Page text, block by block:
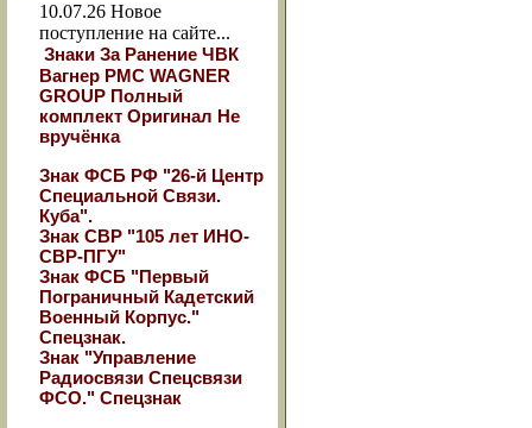
10.07.26 Новое
поступление на сайте...
Знаки За Ранение ЧВК
Вагнер РМС WAGNER
GROUP Полный
комплект Оригинал Не
вручёнка
Знак ФСБ РФ "26-й Центр
Специальной Связи.
Куба".
Знак СВР "105 лет ИНО-
СВР-ПГУ"
Знак ФСБ "Первый
Пограничный Кадетский
Военный Корпус."
Спецзнак.
Знак "Управление
Радиосвязи Спецсвязи
ФСО." Спецзнак